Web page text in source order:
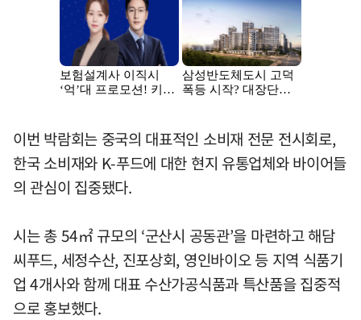
이번 박람회는 중국의 대표적인 소비재 전문 전시회로,
한국 소비재와 K-푸드에 대한 현지 유통업체와 바이어들
의 관심이 집중됐다.
시는 총 54㎡ 규모의 ‘군산시 공동관’을 마련하고 해담
씨푸드, 세정수산, 진포상회, 영인바이오 등 지역 식품기
업 4개사와 함께 대표 수산가공식품과 특산품을 집중적
으로 홍보했다.